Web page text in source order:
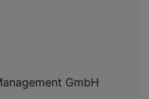
GmbH